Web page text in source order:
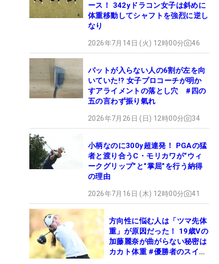
ース！ 342yドラコン女子は斜めに
体重移動してシャフトを強烈に逆し
なり
2026年7月14日 (火) 12時00分 46
パットが入らない人の6割が左を向
いていた!? 女子プロコーチが明か
すアライメントの落とし穴 #四の
五の言わず振り氣れ
2026年7月26日 (日) 12時00分 34
小柄なのに300y超連発！ PGAの猛
者と渡り合うC・モリカワが“ウィ
ークグリップ”と”掌屈”を行う納得
の理由
2026年7月16日 (木) 12時00分 41
方向性に悩む人は「ツマ先体
重」が原因だった！ 19歳Vの
加藤麗奈が曲がらない秘密は
カカト体重 #優勝者のスイン